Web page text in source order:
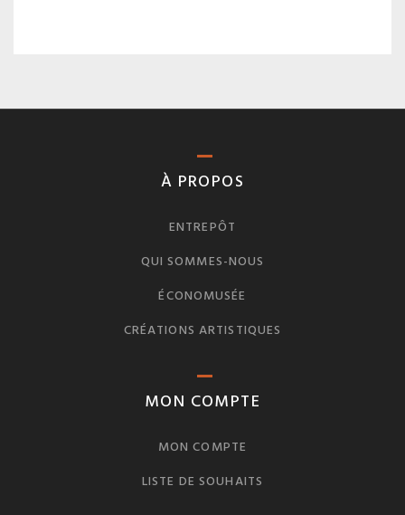
À PROPOS
ENTREPÔT
QUI SOMMES-NOUS
ÉCONOMUSÉE
CRÉATIONS ARTISTIQUES
MON COMPTE
MON COMPTE
LISTE DE SOUHAITS